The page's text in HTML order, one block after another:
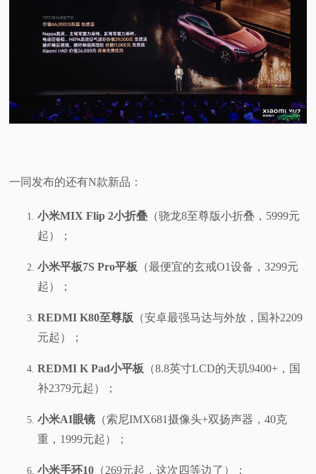
一同发布的还有N款新品：
小米MIX Flip 2小折叠 （骁龙8至尊版小折叠，5999元
起）；
小米平板7S Pro平板 （最便宜的玄戒O1设备，3299元
起）；
REDMI K80至尊版 （安卓最强马达与外放，国补2209
元起）；
REDMI K Pad小平板 （8.8英寸LCD的天玑9400+，国
补2379元起）；
小米AI眼镜 （索尼IMX681摄像头+双扬声器，40克
重，1999元起）；
小米手环10 （269元起，这次四等边了）；